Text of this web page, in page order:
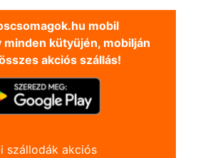
mobil
minden kütyüjén, mobilján
akciós szállás!
szállodák akciós